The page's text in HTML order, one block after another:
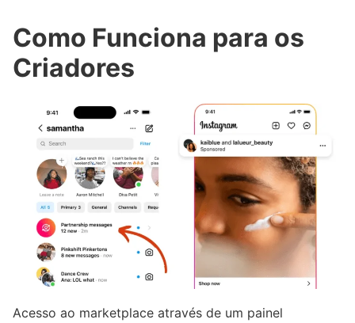
Como Funciona para os
Criadores
Acesso ao marketplace através de um painel